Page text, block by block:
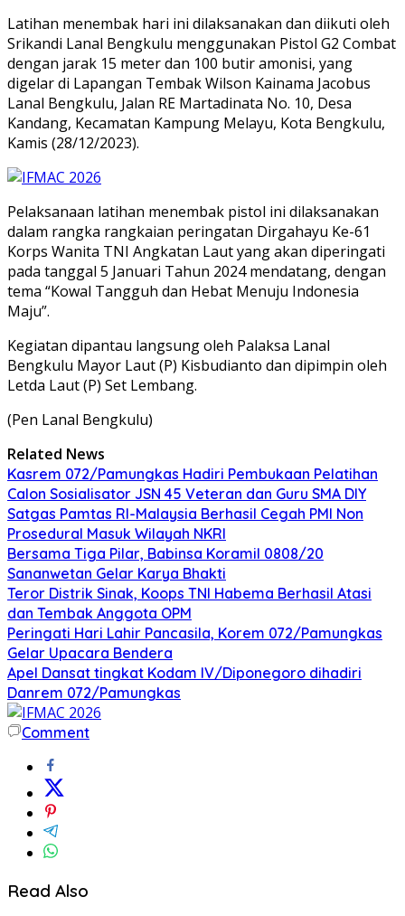
Latihan menembak hari ini dilaksanakan dan diikuti oleh
Srikandi Lanal Bengkulu menggunakan Pistol G2 Combat
dengan jarak 15 meter dan 100 butir amonisi, yang
digelar di Lapangan Tembak Wilson Kainama Jacobus
Lanal Bengkulu, Jalan RE Martadinata No. 10, Desa
Kandang, Kecamatan Kampung Melayu, Kota Bengkulu,
Kamis (28/12/2023).
Pelaksanaan latihan menembak pistol ini dilaksanakan
dalam rangka rangkaian peringatan Dirgahayu Ke-61
Korps Wanita TNI Angkatan Laut yang akan diperingati
pada tanggal 5 Januari Tahun 2024 mendatang, dengan
tema “Kowal Tangguh dan Hebat Menuju Indonesia
Maju”.
Kegiatan dipantau langsung oleh Palaksa Lanal
Bengkulu Mayor Laut (P) Kisbudianto dan dipimpin oleh
Letda Laut (P) Set Lembang.
(Pen Lanal Bengkulu)
Related News
Kasrem 072/Pamungkas Hadiri Pembukaan Pelatihan
Calon Sosialisator JSN 45 Veteran dan Guru SMA DIY
Satgas Pamtas RI-Malaysia Berhasil Cegah PMI Non
Prosedural Masuk Wilayah NKRI
Bersama Tiga Pilar, Babinsa Koramil 0808/20
Sananwetan Gelar Karya Bhakti
Teror Distrik Sinak, Koops TNI Habema Berhasil Atasi
dan Tembak Anggota OPM
Peringati Hari Lahir Pancasila, Korem 072/Pamungkas
Gelar Upacara Bendera
Apel Dansat tingkat Kodam lV/Diponegoro dihadiri
Danrem 072/Pamungkas
Comment
Read Also